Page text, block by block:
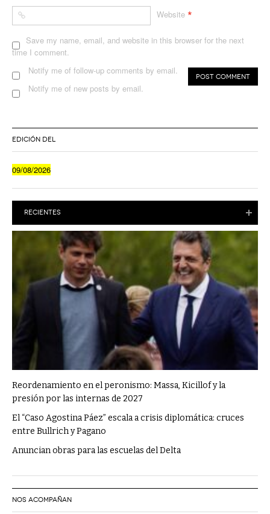
Website *
Save my name, email, and website in this browser for the next
time I comment.
Notify me of follow-up comments by email.
Notify me of new posts by email.
EDICIÓN DEL
09/08/2026
RECIENTES
Reordenamiento en el peronismo: Massa, Kicillof y la
presión por las internas de 2027
El “Caso Agostina Páez” escala a crisis diplomática: cruces
entre Bullrich y Pagano
Anuncian obras para las escuelas del Delta
NOS ACOMPAÑAN